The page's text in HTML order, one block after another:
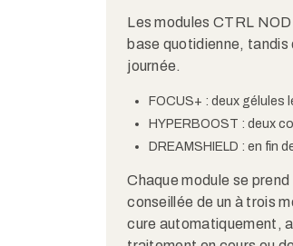
Les modules CTRL
base quotidienne, tandis
journée.
FOCUS+ : deux gélules
HYPERBOOST : deux
DREAMSHIELD : en fin
Chaque module se
conseillée de un à trois
cure automatiquement,